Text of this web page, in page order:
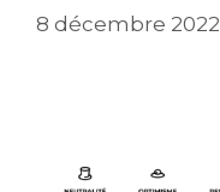
8 décembre 2022